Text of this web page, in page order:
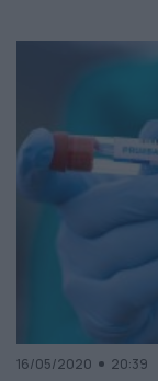
αγκαλιές. Όπως
16/05/2020 20:39